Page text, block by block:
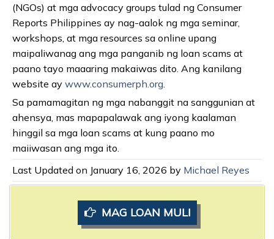
(NGOs) at mga advocacy groups tulad ng Consumer
Reports Philippines ay nag-aalok ng mga seminar,
workshops, at mga resources sa online upang
maipaliwanag ang mga panganib ng loan scams at
paano tayo maaaring makaiwas dito. Ang kanilang
website ay www.consumerph.org
Sa pamamagitan ng mga nabanggit na sanggunian at
ahensya, mas mapapalawak ang iyong kaalaman
hinggil sa mga loan scams at kung paano mo
maiiwasan ang mga ito.
Last Updated on January 16, 2026 by Michael Reyes
MAG LOAN MULI